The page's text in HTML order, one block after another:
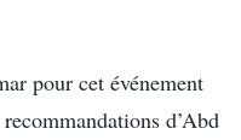
pour cet événement
d’Abd